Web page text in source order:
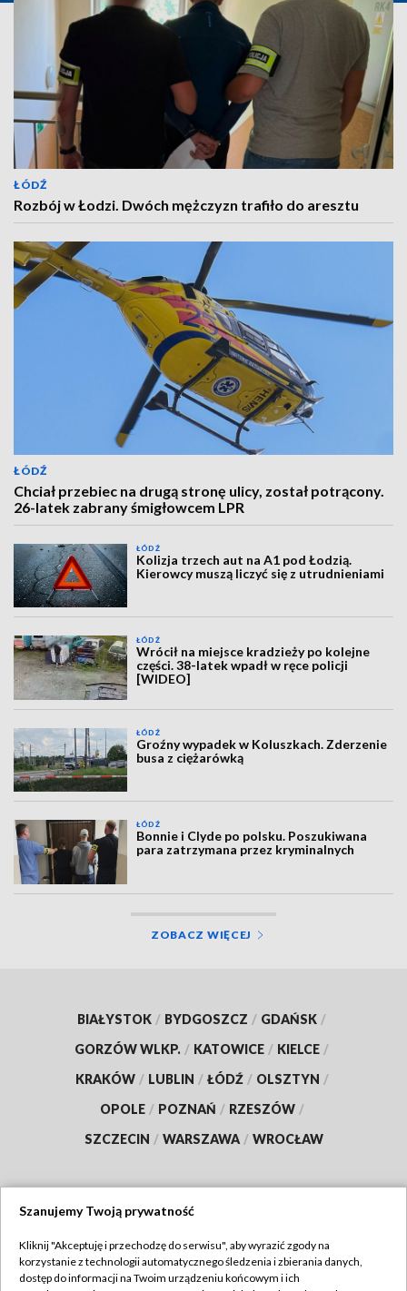
ŁÓDŹ
Rozbój w Łodzi. Dwóch mężczyzn trafiło do aresztu
ŁÓDŹ
Chciał przebiec na drugą stronę ulicy, został potrącony.
26-latek zabrany śmigłowcem LPR
ŁÓDŹ
Kolizja trzech aut na A1 pod Łodzią.
Kierowcy muszą liczyć się z utrudnieniami
ŁÓDŹ
Wrócił na miejsce kradzieży po kolejne
części. 38-latek wpadł w ręce policji
[WIDEO]
ŁÓDŹ
Groźny wypadek w Koluszkach. Zderzenie
busa z ciężarówką
ŁÓDŹ
Bonnie i Clyde po polsku. Poszukiwana
para zatrzymana przez kryminalnych
ZOBACZ WIĘCEJ
BIAŁYSTOK / BYDGOSZCZ / GDAŃSK /
GORZÓW WLKP. / KATOWICE / KIELCE /
KRAKÓW / LUBLIN / ŁÓDŹ / OLSZTYN /
OPOLE / POZNAŃ / RZESZÓW /
SZCZECIN / WARSZAWA / WROCŁAW
TVP
Szanujemy Twoją prywatność
Kliknij "Akceptuję i przechodzę do serwisu", aby wyrazić zgody na
korzystanie z technologii automatycznego śledzenia i zbierania danych,
dostęp do informacji na Twoim urządzeniu końcowym i ich